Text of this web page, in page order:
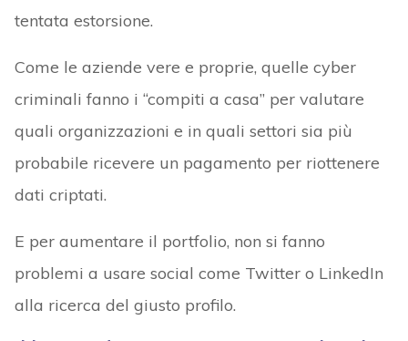
tentata estorsione.
Come le aziende vere e proprie, quelle cyber
criminali fanno i “compiti a casa” per valutare
quali organizzazioni e in quali settori sia più
probabile ricevere un pagamento per riottenere
dati criptati.
E per aumentare il portfolio, non si fanno
problemi a usare social come Twitter o LinkedIn
alla ricerca del giusto profilo.